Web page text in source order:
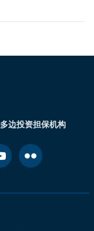
多边投资担保机构